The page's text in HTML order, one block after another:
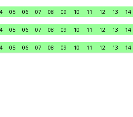
05 06 07 08 09 10 11 12 13 14
05 06 07 08 09 10 11 12 13 14
05 06 07 08 09 10 11 12 13 14